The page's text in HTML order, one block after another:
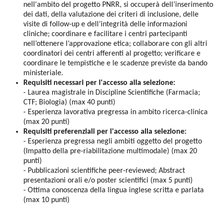
nell'ambito del progetto PNRR, si occuperà dell’inserimento
dei dati, della valutazione dei criteri di inclusione, delle
visite di follow-up e dell’integrità delle informazioni
cliniche; coordinare e facilitare i centri partecipanti
nell’ottenere l’approvazione etica; collaborare con gli altri
coordinatori dei centri afferenti al progetto; verificare e
coordinare le tempistiche e le scadenze previste da bando
ministeriale.
Requisiti necessari per l'accesso alla selezione:
- Laurea magistrale in Discipline Scientifiche (Farmacia;
CTF; Biologia) (max 40 punti)
- Esperienza lavorativa pregressa in ambito ricerca-clinica
(max 20 punti)
Requisiti preferenziali per l'accesso alla selezione:
- Esperienza pregressa negli ambiti oggetto del progetto
(Impatto della pre-riabilitazione multimodale) (max 20
punti)
- Pubblicazioni scientifiche peer-reviewed; Abstract
presentazioni orali e/o poster scientifici (max 5 punti)
- Ottima conoscenza della lingua inglese scritta e parlata
(max 10 punti)